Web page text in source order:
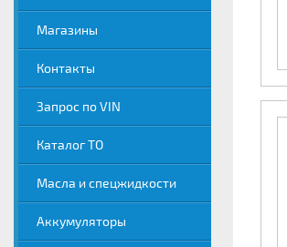
Магазины
Контакты
Запрос по VIN
Каталог ТО
Масла и спецжидкости
Аккумуляторы